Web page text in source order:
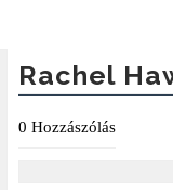
Rachel
0 Hozzászólás